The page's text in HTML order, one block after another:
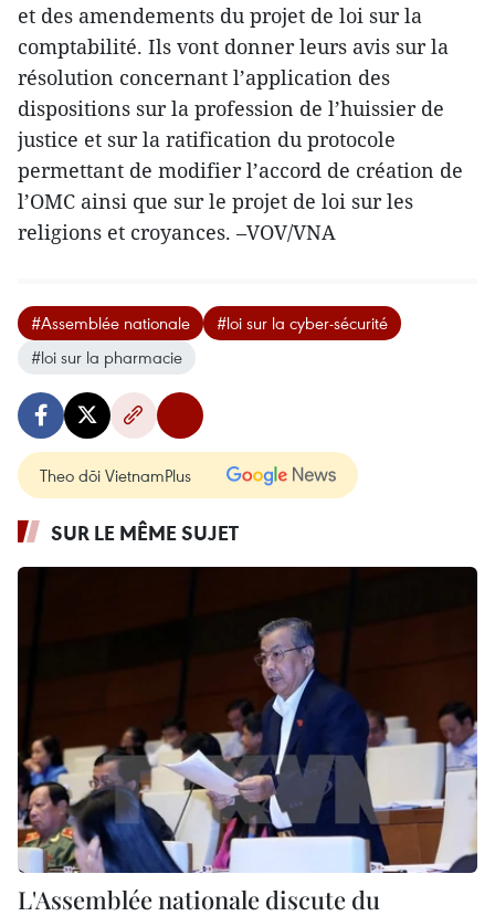
et des amendements du projet de loi sur la
comptabilité. Ils vont donner leurs avis sur la
résolution concernant l’application des
dispositions sur la profession de l’huissier de
justice et sur la ratification du protocole
permettant de modifier l’accord de création de
l’OMC ainsi que sur le projet de loi sur les
religions et croyances. –VOV/VNA
#Assemblée nationale
#loi sur la cyber-sécurité
#loi sur la pharmacie
Theo dõi VietnamPlus
SUR LE MÊME SUJET
L'Assemblée nationale discute du